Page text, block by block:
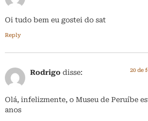
Oi tudo bem eu gostei do sat
Reply
Rodrigo disse: 20 de
Olá, infelizmente, o Museu de Peruíbe
anos